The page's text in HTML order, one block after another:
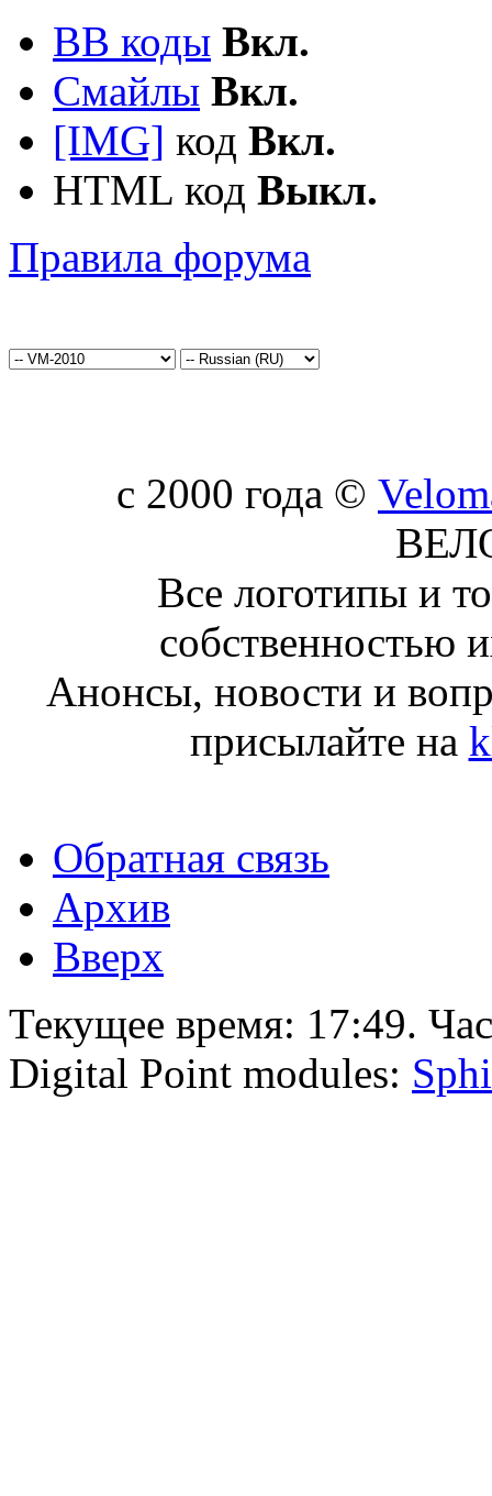
BB коды Вкл.
Смайлы Вкл.
[IMG] код Вкл.
HTML код Выкл.
Правила форума
c 2000 года ©
Все логотипы и
собственностью
Анонсы, новости и
присылайте на
Обратная связь
Архив
Вверх
Текущее время: 17:49.
Digital Point modules: